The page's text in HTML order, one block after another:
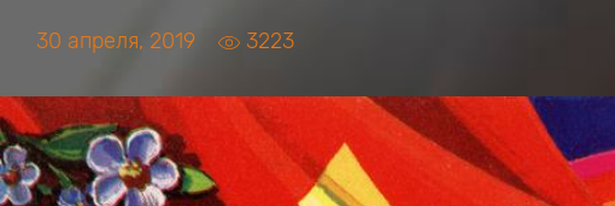
30 апреля, 2019 3223